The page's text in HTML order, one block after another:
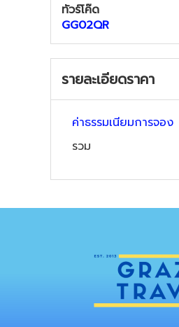
ทัวร์โค๊ด
GG02QR
รายละเอียดราคา
ค่าธรรมเนียมการจอง
รวม